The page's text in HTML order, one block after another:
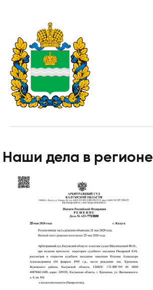
Наши дела в регионе